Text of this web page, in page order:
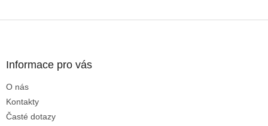
Informace pro vás
O nás
Kontakty
Časté dotazy